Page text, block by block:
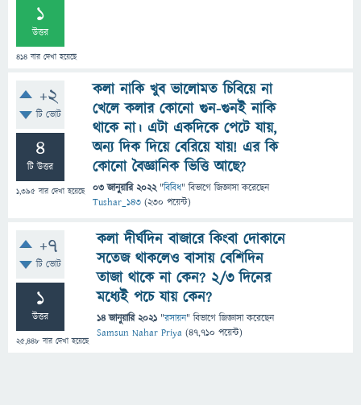
1
উত্তর
414 বার দেখা হয়েছে
+2
টি ভোট
4
টি উত্তর
1,395 বার দেখা হয়েছে
কলা নাকি খুব ভালোমত চিবিয়ে না
খেলে কলার কোনো গুন-গুনই নাকি
থাকে না। এটা একদিকে পেটে যায়,
অন্য দিক দিয়ে বেরিয়ে যায়! এর কি
কোনো বৈজ্ঞানিক ভিত্তি আছে?
03 জানুয়ারি 2022 "বিবিধ" বিভাগে জিজ্ঞাসাকরেছেন
Tushar_143 (230 পয়েন্ট)
+7
টি ভোট
1
উত্তর
25,448 বার দেখা হয়েছে
কলা দীর্ঘদিন বাজারে কিংবা দোকানে
সতেজ থাকলেও বাসায় বেশিদিন
তাজা থাকে না কেন? ২/৩ দিনের
মধ্যেই পচে যায় কেন?
14 জানুয়ারি 2021 "রসায়ন" বিভাগে জিজ্ঞাসাকরেছেন
Samsun Nahar Priya (47,710 পয়েন্ট)